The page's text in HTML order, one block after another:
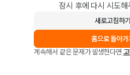
잠시 후에 다시 시도
새로고침하기
홈으로 돌아가
계속해서 같은 문제가 발생한다면